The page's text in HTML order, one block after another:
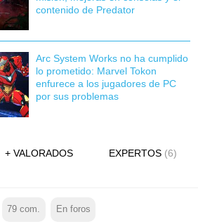
contenido de Predator
Arc System Works no ha cumplido
lo prometido: Marvel Tokon
enfurece a los jugadores de PC
por sus problemas
+ VALORADOS EXPERTOS (6)
79 com. En foros